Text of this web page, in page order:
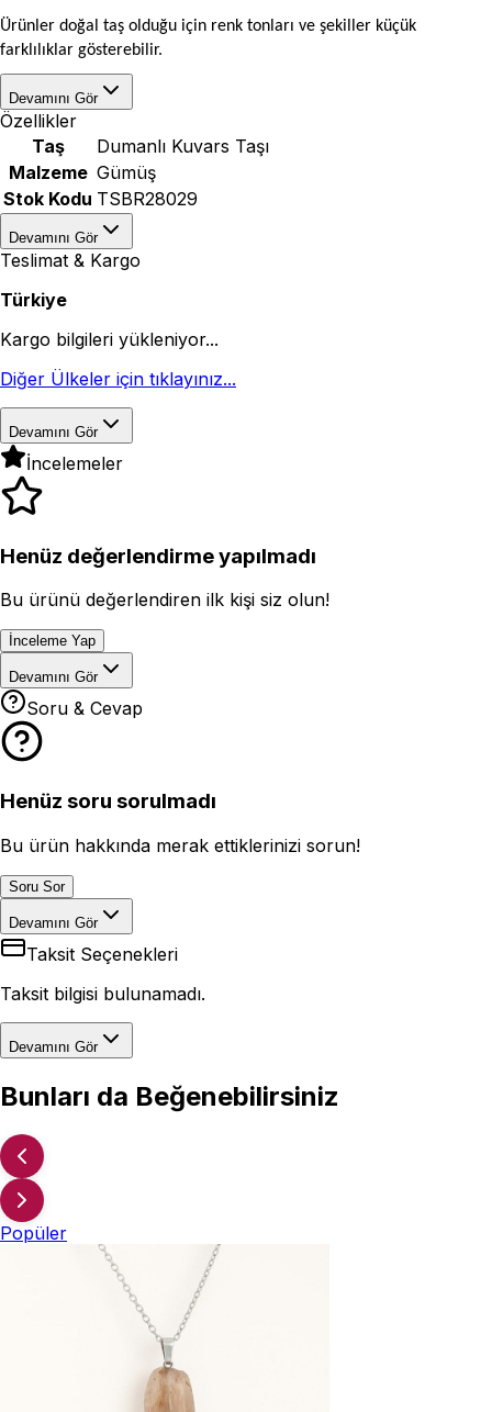
Ürünler doğal taş olduğu için renk tonları ve şekiller küçük
farklılıklar gösterebilir.
Devamını Gör
Özellikler
Taş
Dumanlı Kuvars Taşı
Malzeme Gümüş
Stok Kodu TSBR28029
Devamını Gör
Teslimat & Kargo
Türkiye
Kargo bilgileri yükleniyor...
Diğer Ülkeler için tıklayınız...
Devamını Gör
İncelemeler
Henüz değerlendirme yapılmadı
Bu ürünü değerlendiren ilk kişi siz olun!
İnceleme Yap
Devamını Gör
Soru & Cevap
Henüz soru sorulmadı
Bu ürün hakkında merak ettiklerinizi sorun!
Soru Sor
Devamını Gör
Taksit Seçenekleri
Taksit bilgisi bulunamadı.
Devamını Gör
Bunları da Beğenebilirsiniz
Popüler